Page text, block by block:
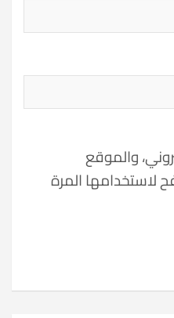
والموقع
لاستخدامها المرة